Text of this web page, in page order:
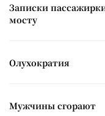
Записки
мосту
Олухократия
Мужчины сгорают